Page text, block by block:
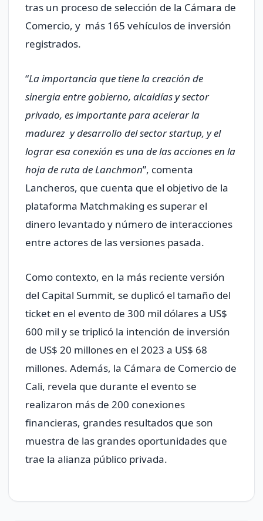
tras un proceso de selección de la Cámara de
Comercio, y más 165 vehículos de inversión
registrados.
“La importancia que tiene la creación de
sinergia entre gobierno, alcaldías y sector
privado, es importante para acelerar la
madurez y desarrollo del sector startup, y el
lograr esa conexión es una de las acciones en la
hoja de ruta de Lanchmon”, comenta
Lancheros, que cuenta que el objetivo de la
plataforma Matchmaking es superar el
dinero levantado y número de interacciones
entre actores de las versiones pasada.
Como contexto, en la más reciente versión
del Capital Summit, se duplicó el tamaño del
ticket en el evento de 300 mil dólares a US$
600 mil y se triplicó la intención de inversión
de US$ 20 millones en el 2023 a US$ 68
millones. Además, la Cámara de Comercio de
Cali, revela que durante el evento se
realizaron más de 200 conexiones
financieras, grandes resultados que son
muestra de las grandes oportunidades que
trae la alianza público privada.